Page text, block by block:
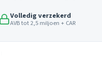
Volledig verzekerd
AVB tot 2,5 miljoen + CAR